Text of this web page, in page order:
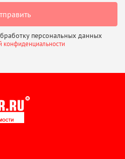
персональных данных
конфиденциальности